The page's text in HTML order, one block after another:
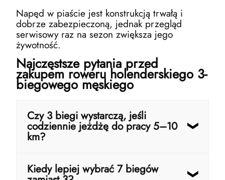
Napęd w piaście jest konstrukcją trwałą i
dobrze zabezpieczoną, jednak przegląd
serwisowy raz na sezon zwiększa jego
żywotność.
Najczęstsze pytania przed
zakupem roweru holenderskiego 3-
biegowego męskiego
Czy 3 biegi wystarczą, jeśli
codziennie jeżdżę do pracy 5–10
km?
Tak, w większości przypadków to
optymalna liczba przełożeń do miasta. Trzy
Kiedy lepiej wybrać 7 biegów